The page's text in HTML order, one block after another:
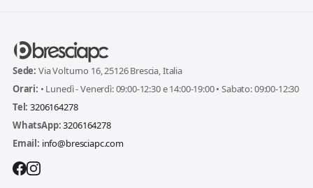
Sede: Via Volturno 16, 25126 Brescia, Italia
Orari: • Lunedì - Venerdì: 09:00-12:30 e 14:00-19:00 • Sabato: 09:00-12:30
Tel: 3206164278
WhatsApp:3206164278
Email: info@bresciapc.com